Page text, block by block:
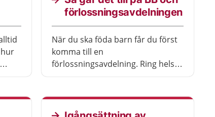
förlossningsavdelningen
När du ska föda barn får du först
komma till en
förlossningsavdelning. Ring helst
komma till en BB-avdelning. Den
här texten handlar om hur det